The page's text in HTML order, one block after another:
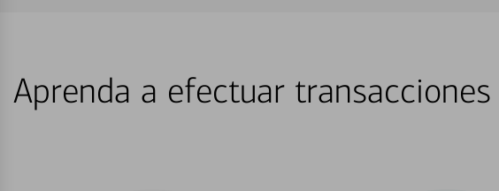
Aprenda a efectuar